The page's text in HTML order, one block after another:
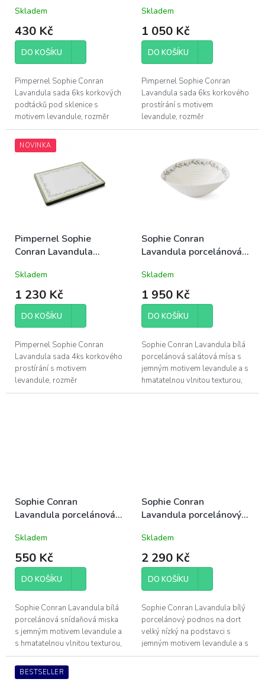
t
ů
sklenice 10,5x10,5cm
sada 6ks levandule
Skladem
430 Kč
DO KOŠÍKU
Pimpernel Sophie Conran
Lavandula sada 6ks korkových
podtácků pod sklenice s
motivem levandule, rozměr
10,5x10,5cm; vyrobeno ze 4
vrstev - korek o tloušťce 5mm,
pevná...
30,5x23cm střední sada
6ks levandule
Skladem
1 050 Kč
DO KOŠÍKU
Pimpernel Sophie Conran
Lavandula sada 6ks korkového
prostírání s motivem
levandule, rozměr
30,5x23cm; vyrobeno ze 4
NOVINKA
Pimpernel Sophie
Conran Lavandula
40x30cm velké sada 4ks
levandule
Skladem
1 230 Kč
DO KOŠÍKU
Pimpernel Sophie Conran
Lavandula sada 4ks korkového
prostírání s motivem
levandule, rozměr
40x30cm; vyrobeno ze 4
Sophie Conran
Lavandula porcelánová
velká levandule jarní
Skladem
1 950 Kč
DO KOŠÍKU
Sophie Conran Lavandula bílá
porcelánová salátová mísa s
jemným motivem levandule a s
hmatatelnou vlnitou texturou,
průměr 32,5cm, výška 11cm;
Sophie Conran
Lavandula porcelánová
levandule jarní
Skladem
550 Kč
DO KOŠÍKU
Sophie Conran Lavandula bílá
porcelánová snídaňová miska
s jemným motivem levandule a
s hmatatelnou vlnitou texturou,
průměr 19cm, výška 7cm;
dárkově baleno
Sophie Conran
Lavandula porcelánový
velký levandule jarní
Skladem
2 290 Kč
DO KOŠÍKU
Sophie Conran Lavandula bílý
porcelánový podnos na dort
velký nízký na podstavci s
jemným motivem levandule a s
hmatatelnou vlnitou texturou,
BESTSELLER